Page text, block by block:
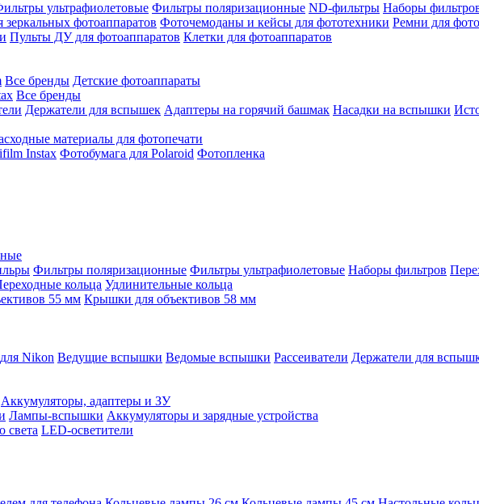
ультрафиолетовые Фильтры поляризационные ND-фильтры Наборы
зеркальных фотоаппаратов Фоточемоданы и кейсы для фототехники Ремни для
Пульты ДУ для фотоаппаратов Клетки для фотоаппаратов
Все бренды Детские фотоаппараты
Все бренды
Держатели для вспышек Адаптеры на горячий башмак Насадки на вспышки
материалы для фотопечати
Instax Фотобумага для Polaroid Фотопленка
Фильтры поляризационные Фильтры ультрафиолетовые Наборы фильтров
кольца Удлинительные кольца
55 мм Крышки для объективов 58 мм
Nikon Ведущие вспышки Ведомые вспышки Рассеиватели Держатели для
Аккумуляторы, адаптеры и ЗУ
Лампы-вспышки Аккумуляторы и зарядные устройства
света LED-осветители